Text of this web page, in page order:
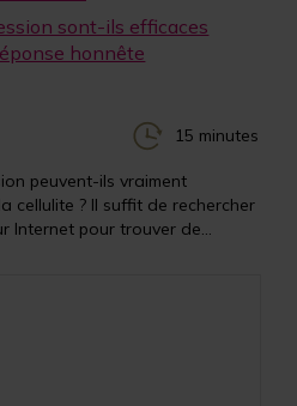
sont-ils efficaces
honnête
15 minutes
peuvent-ils vraiment
cellulite ? Il suffit de rechercher
Internet pour trouver de...